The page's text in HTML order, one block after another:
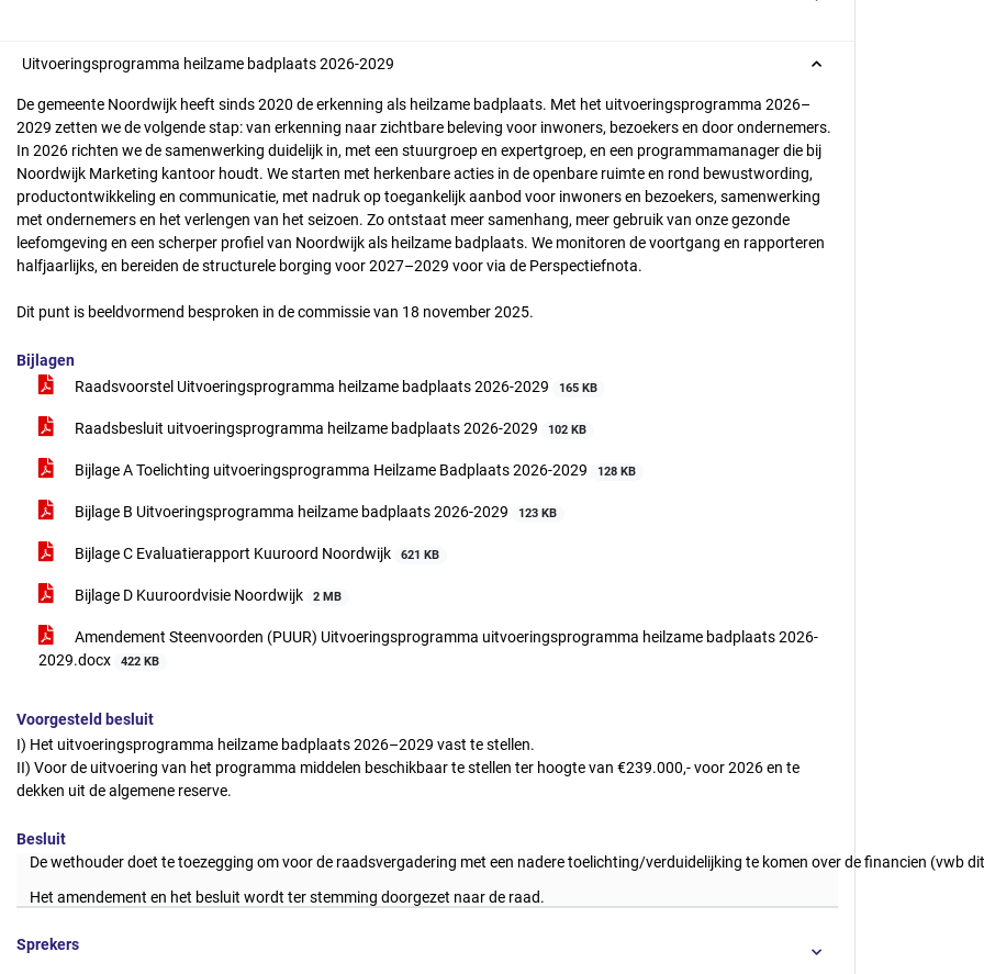
Uitvoeringsprogramma heilzame badplaats 2026-2029
De gemeente Noordwijk heeft sinds 2020 de erkenning als heilzame badplaats. Met het uitvoeringsprogramma 2026–
2029 zetten we de volgende stap: van erkenning naar zichtbare beleving voor inwoners, bezoekers en door ondernemers.
In 2026 richten we de samenwerking duidelijk in, met een stuurgroep en expertgroep, en een programmamanager die bij
Noordwijk Marketing kantoor houdt. We starten met herkenbare acties in de openbare ruimte en rond bewustwording,
productontwikkeling en communicatie, met nadruk op toegankelijk aanbod voor inwoners en bezoekers, samenwerking
met ondernemers en het verlengen van het seizoen. Zo ontstaat meer samenhang, meer gebruik van onze gezonde
leefomgeving en een scherper profiel van Noordwijk als heilzame badplaats. We monitoren de voortgang en rapporteren
halfjaarlijks, en bereiden de structurele borging voor 2027–2029 voor via de Perspectiefnota.
Dit punt is beeldvormend besproken in de commissie van 18 november 2025.
Bijlagen
Raadsvoorstel Uitvoeringsprogramma heilzame badplaats 2026-2029
165 KB
Raadsbesluit uitvoeringsprogramma heilzame badplaats 2026-2029 102 KB
Bijlage A Toelichting uitvoeringsprogramma Heilzame Badplaats 2026-2029 128 KB
Bijlage B Uitvoeringsprogramma heilzame badplaats 2026-2029 123 KB
Bijlage C Evaluatierapport Kuuroord Noordwijk 621 KB
Bijlage D Kuuroordvisie Noordwijk 2 MB
Amendement Steenvoorden (PUUR) Uitvoeringsprogramma uitvoeringsprogramma heilzame badplaats 2026-
2029.docx
422 KB
Voorgesteld besluit
I) Het uitvoeringsprogramma heilzame badplaats 2026–2029 vast te stellen.
II) Voor de uitvoering van het programma middelen beschikbaar te stellen ter hoogte van €239.000,- voor 2026 en te
dekken uit de algemene reserve.
Besluit
De wethouder doet te toezegging om voor de raadsvergadering met een nadere toelichting/verduidelijking te komen over de financien (vwb
Het amendement en het besluit wordt ter stemming doorgezet naar de raad.
Sprekers